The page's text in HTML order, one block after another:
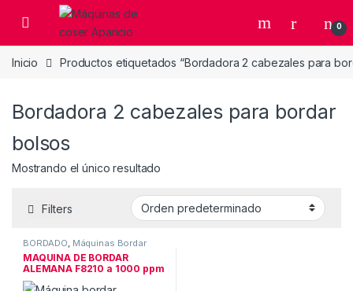
Skip to navigation
Skip to content
Open 0
Inicio Productos etiquetados “Bordadora 2 cabezales para
Bordadora 2 cabezales para bordar
bolsos
Mostrando el único resultado
Filters
BORDADO, Máquinas Bordar
MAQUINA DE BORDAR
ALEMANA F8210 a 1000 ppm